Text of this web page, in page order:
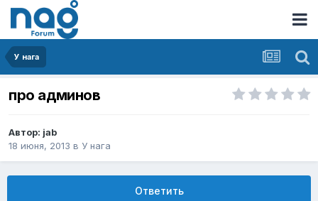
У нага
про админов
Автор: jab
18 июня, 2013 в У нага
Ответить